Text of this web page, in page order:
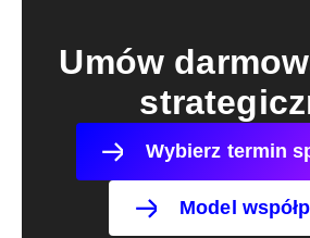
Umów
Wybierz termin
Model